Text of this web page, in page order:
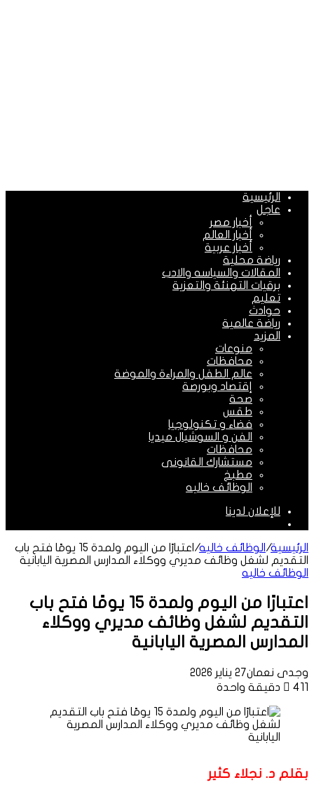
الرئيسية
عاجل
أخبار مصر
أخبار العالم
أخبار عربية
رياضة محلية
المقالات والسياسه والادب
برقيات التهنئة والتعزية
تعليم
حوادث
رياضة عالمية
المزيد
منوعات
محافظات
عالم الطفل والمراءة والموضة
إقتصاد وبورصة
صحة
طقس
فضاء و تكنولوجيا
الفن و السوشيال ميديا
محافظات
مستشارك القانونى
مطبخ
الوظائف خاليه
للإعلان لدينا
الرئيسية/ الوظائف خاليه/
اعتبارًا من اليوم ولمدة 15 يومًا فتح باب
التقديم لشغل وظائف مديري ووكلاء المدارس المصرية اليابانية
الوظائف خاليه
اعتبارًا من اليوم ولمدة 15 يومًا فتح باب
التقديم لشغل وظائف مديري ووكلاء
المدارس المصرية اليابانية
وجدى نعمان27 يناير 2026
411
دقيقة واحدة
بقلم د. نجلاء كثير